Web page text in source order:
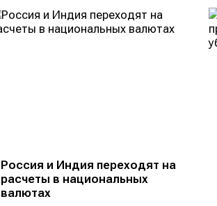
Россия и Индия переходят на
расчеты в национальных
валютах